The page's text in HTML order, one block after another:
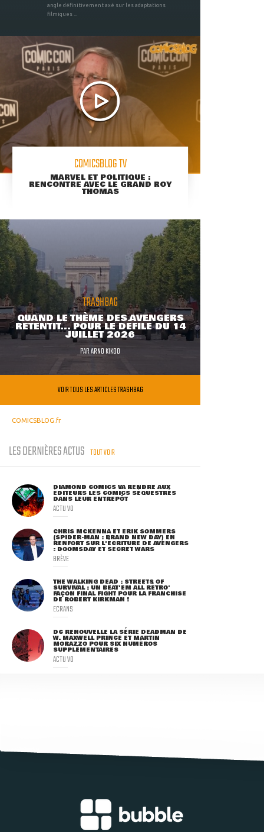
angle définitivement axé sur les adaptations
filmiques ...
COMICSBLOG TV
MARVEL ET POLITIQUE :
RENCONTRE AVEC LE GRAND ROY
THOMAS
TRASHBAG
QUAND LE THÈME DES AVENGERS
RETENTIT... POUR LE DÉFILÉ DU 14
JUILLET 2026
PARARNO KIKOO
VOIR TOUS LES ARTICLES TRASHBAG
COMICSBLOG.fr
LES DERNIÈRES ACTUS TOUT VOIR
DIAMOND COMICS VA RENDRE AUX
ÉDITEURS LES COMICS SÉQUESTRÉS
DANS LEUR ENTREPÔT
ACTU VO
CHRIS MCKENNA ET ERIK SOMMERS
(SPIDER-MAN : BRAND NEW DAY) EN
RENFORT SUR L'ÉCRITURE DE AVENGERS
: DOOMSDAY ET SECRET WARS
BRÈVE
THE WALKING DEAD : STREETS OF
SURVIVAL : UN BEAT'EM ALL RÉTRO'
FAÇON FINAL FIGHT POUR LA FRANCHISE
DE ROBERT KIRKMAN !
ECRANS
DC RENOUVELLE LA SÉRIE DEADMAN DE
W. MAXWELL PRINCE ET MARTIN
MORAZZO POUR SIX NUMÉROS
SUPPLÉMENTAIRES
ACTU VO